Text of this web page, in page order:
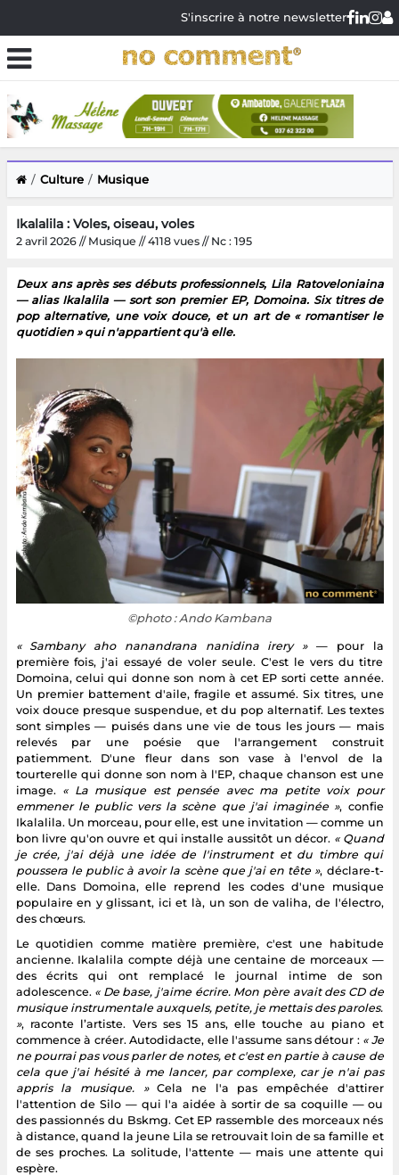
S'inscrire à notre newsletter
Culture Musique
Ikalalila : Voles, oiseau, voles
2 avril 2026 // Musique // 4118 vues // Nc : 195
Deux ans après ses débuts professionnels, Lila Ratoveloniaina
— alias Ikalalila — sort son premier EP, Domoina. Six titres de
pop alternative, une voix douce, et un art de « romantiser le
quotidien » qui n'appartient qu'à elle.
©photo : Ando Kambana
« Sambany aho nanandrana nanidina irery »— pour la
première fois, j'ai essayé de voler seule. C'est le vers du titre
Domoina, celui qui donne son nom à cet EP sorti cette année.
Un premier battement d'aile, fragile et assumé. Six titres, une
voix douce presque suspendue, et du pop alternatif. Les textes
sont simples — puisés dans une vie de tous les jours — mais
relevés par une poésie que l'arrangement construit
patiemment. D'une fleur dans son vase à l'envol de la
tourterelle qui donne son nom à l'EP, chaque chanson est une
image. « La musique est pensée avec ma petite voix pour
emmener le public vers la scène que j'ai imaginée », confie
Ikalalila. Un morceau, pour elle, est une invitation — comme un
bon livre qu'on ouvre et qui installe aussitôt un décor. « Quand
je crée, j'ai déjà une idée de l'instrument et du timbre qui
poussera le public à avoir la scène que j'ai en tête », déclare-t-
elle. Dans Domoina, elle reprend les codes d'une musique
populaire en y glissant, ici et là, un son de valiha, de l'électro,
des chœurs.
Le quotidien comme matière première, c'est une habitude
ancienne. Ikalalila compte déjà une centaine de morceaux —
des écrits qui ont remplacé le journal intime de son
adolescence. « De base, j'aime écrire. Mon père avait des CD de
musique instrumentale auxquels, petite, je mettais des paroles.
», raconte l’artiste. Vers ses 15 ans, elle touche au piano et
commence à créer. Autodidacte, elle l'assume sans détour : « Je
ne pourrai pas vous parler de notes, et c'est en partie à cause de
cela que j'ai hésité à me lancer, par complexe, car je n'ai pas
appris la musique. »Cela ne l'a pas empêchée d'attirer
l'attention de Silo — qui l'a aidée à sortir de sa coquille — ou
des passionnés du Bskmg. Cet EP rassemble des morceaux nés
à distance, quand la jeune Lila se retrouvait loin de sa famille et
de ses proches. La solitude, l'attente — mais une attente qui
espère.